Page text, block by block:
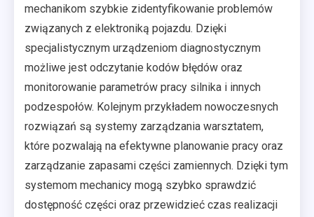
mechanikom szybkie zidentyfikowanie problemów
związanych z elektroniką pojazdu. Dzięki
specjalistycznym urządzeniom diagnostycznym
możliwe jest odczytanie kodów błędów oraz
monitorowanie parametrów pracy silnika i innych
podzespołów. Kolejnym przykładem nowoczesnych
rozwiązań są systemy zarządzania warsztatem,
które pozwalają na efektywne planowanie pracy oraz
zarządzanie zapasami części zamiennych. Dzięki tym
systemom mechanicy mogą szybko sprawdzić
dostępność części oraz przewidzieć czas realizacji